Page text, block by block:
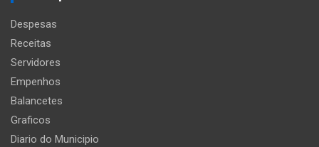
Despesas
Receitas
Servidores
Empenhos
Balancetes
Graficos
Diario do Municipio